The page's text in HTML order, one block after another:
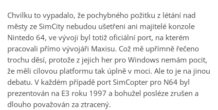
Chvilku to vypadalo, že pochybného požitku z létání nad
městy ze SimCity nebudou ušetřeni ani majitelé konzole
Nintedo 64, ve vývoji byl totiž oficiální port, na kterém
pracovali přímo vývojáři Maxisu. Což mě upřímně řečeno
trochu děsí, protože z jejich her pro Windows nemám pocit,
že měli cílovou platformu tak úplně v moci. Ale to je na jinou
debatu. V každém případě port SimCopter pro N64 byl
prezentován na E3 roku 1997 a bohužel posléze zrušen a
dlouho považován za ztracený.